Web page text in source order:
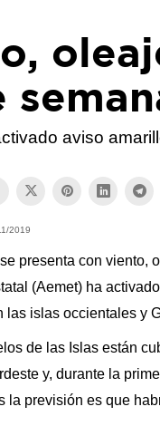
aviso
2019
presenta con viento,
(Aemet) ha
las islas occientales y
de las Islas están
y, durante la
la previsión es que